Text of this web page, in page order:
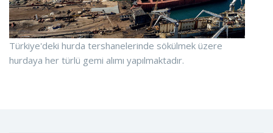
Türkiye'deki hurda tershanelerinde sökülmek üzere
hurdaya her türlü gemi alımı yapılmaktadır.